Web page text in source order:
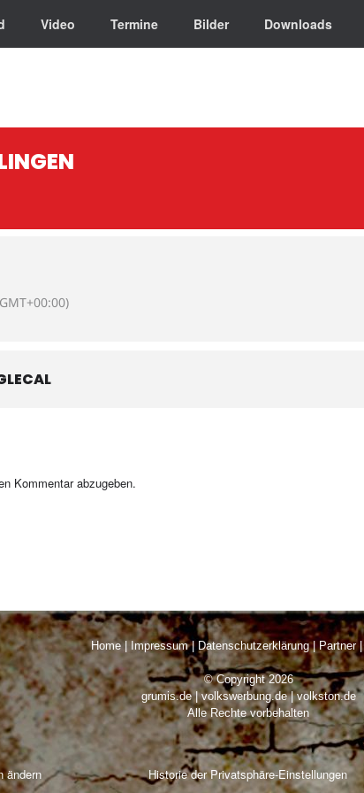
Video Termine Bilder Downloads
Kommentar abzugeben.
Home|Impressum| Datenschutzerklärung| Partner|
© Copyright 2026
grumis.de | volkswerbung.de | volkston.de
Alle Rechte vorbehalten
ändern Historie der Privatsphäre-Einstellungen